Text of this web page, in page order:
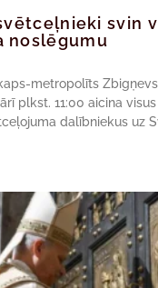
svin
noslēgumu
metropolīts
plkst. 11:00 aicina
dalībniekus uz